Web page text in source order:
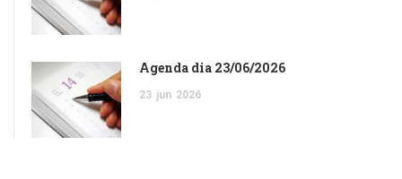
Agenda dia 23/06/2026
23 jun 2026